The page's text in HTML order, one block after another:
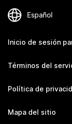
Inicio de sesión
Términos del
Política de
Mapa del sitio